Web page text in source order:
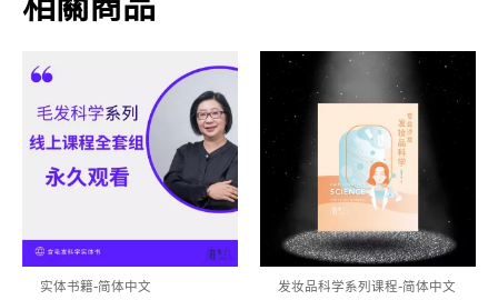
实体书籍-简体中文 发妆品科学系列课程-简体中文